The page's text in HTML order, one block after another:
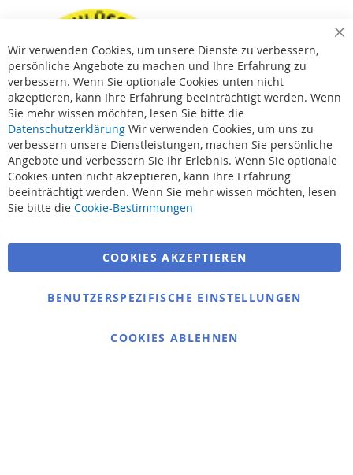
Suchbegriffe
Bestellungen und Rücksendungen
Kontaktieren Sie uns
Cookie Einstellungen
Wir verwenden Cookies, um unsere Dienste zu verbessern,
persönliche Angebote zu machen und Ihre Erfahrung zu
verbessern. Wenn Sie optionale Cookies unten nicht
akzeptieren, kann Ihre Erfahrung beeinträchtigt werden. Wenn
Sie mehr wissen möchten, lesen Sie bitte die
Datenschutzerklärung Wir verwenden Cookies, um uns zu
verbessern unsere Dienstleistungen, machen Sie persönliche
Angebote und verbessern Sie Ihr Erlebnis. Wenn Sie optionale
Cookies unten nicht akzeptieren, kann Ihre Erfahrung
beeinträchtigt werden. Wenn Sie mehr wissen möchten, lesen
Sie bitte die Cookie-Bestimmungen
COOKIES AKZEPTIEREN
BENUTZERSPEZIFISCHE EINSTELLUNGEN
COOKIES ABLEHNEN